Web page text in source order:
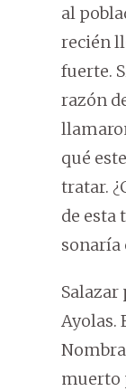
al
recién
fuerte.
razón
qué
tratar.
de esta
sonaría
Salazar
Ayolas.
muerto